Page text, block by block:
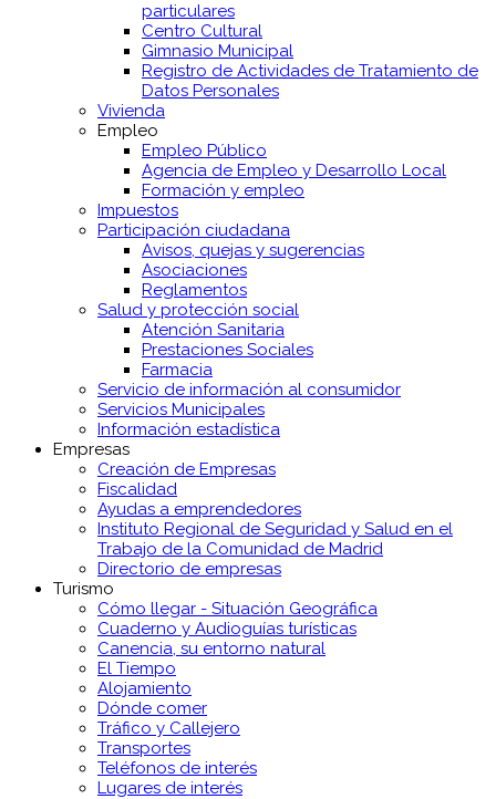
particulares
Centro Cultural
Gimnasio Municipal
Registro de Actividades de Tratamiento de
Datos Personales
Vivienda
Empleo
Empleo Público
Agencia de Empleo y Desarrollo Local
Formación y empleo
Impuestos
Participación ciudadana
Avisos, quejas y sugerencias
Asociaciones
Reglamentos
Salud y protección social
Atención Sanitaria
Prestaciones Sociales
Farmacia
Servicio de información al consumidor
Servicios Municipales
Información estadística
Empresas
Creación de Empresas
Fiscalidad
Ayudas a emprendedores
Instituto Regional de Seguridad y Salud en el
Trabajo de la Comunidad de Madrid
Directorio de empresas
Turismo
Cómo llegar - Situación Geográfica
Cuaderno y Audioguías turísticas
Canencia, su entorno natural
El Tiempo
Alojamiento
Dónde comer
Tráfico y Callejero
Transportes
Teléfonos de interés
Lugares de interés